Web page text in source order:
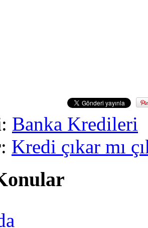
: Banka Kredileri
: Kredi çıkar mı